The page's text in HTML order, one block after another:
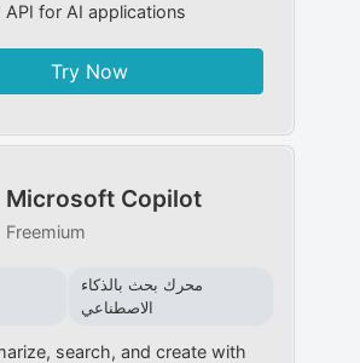
API for AI applications
Try Now
Microsoft Copilot
Freemium
محرك بحث بالذكاء
الاصطناعي
search, and create with